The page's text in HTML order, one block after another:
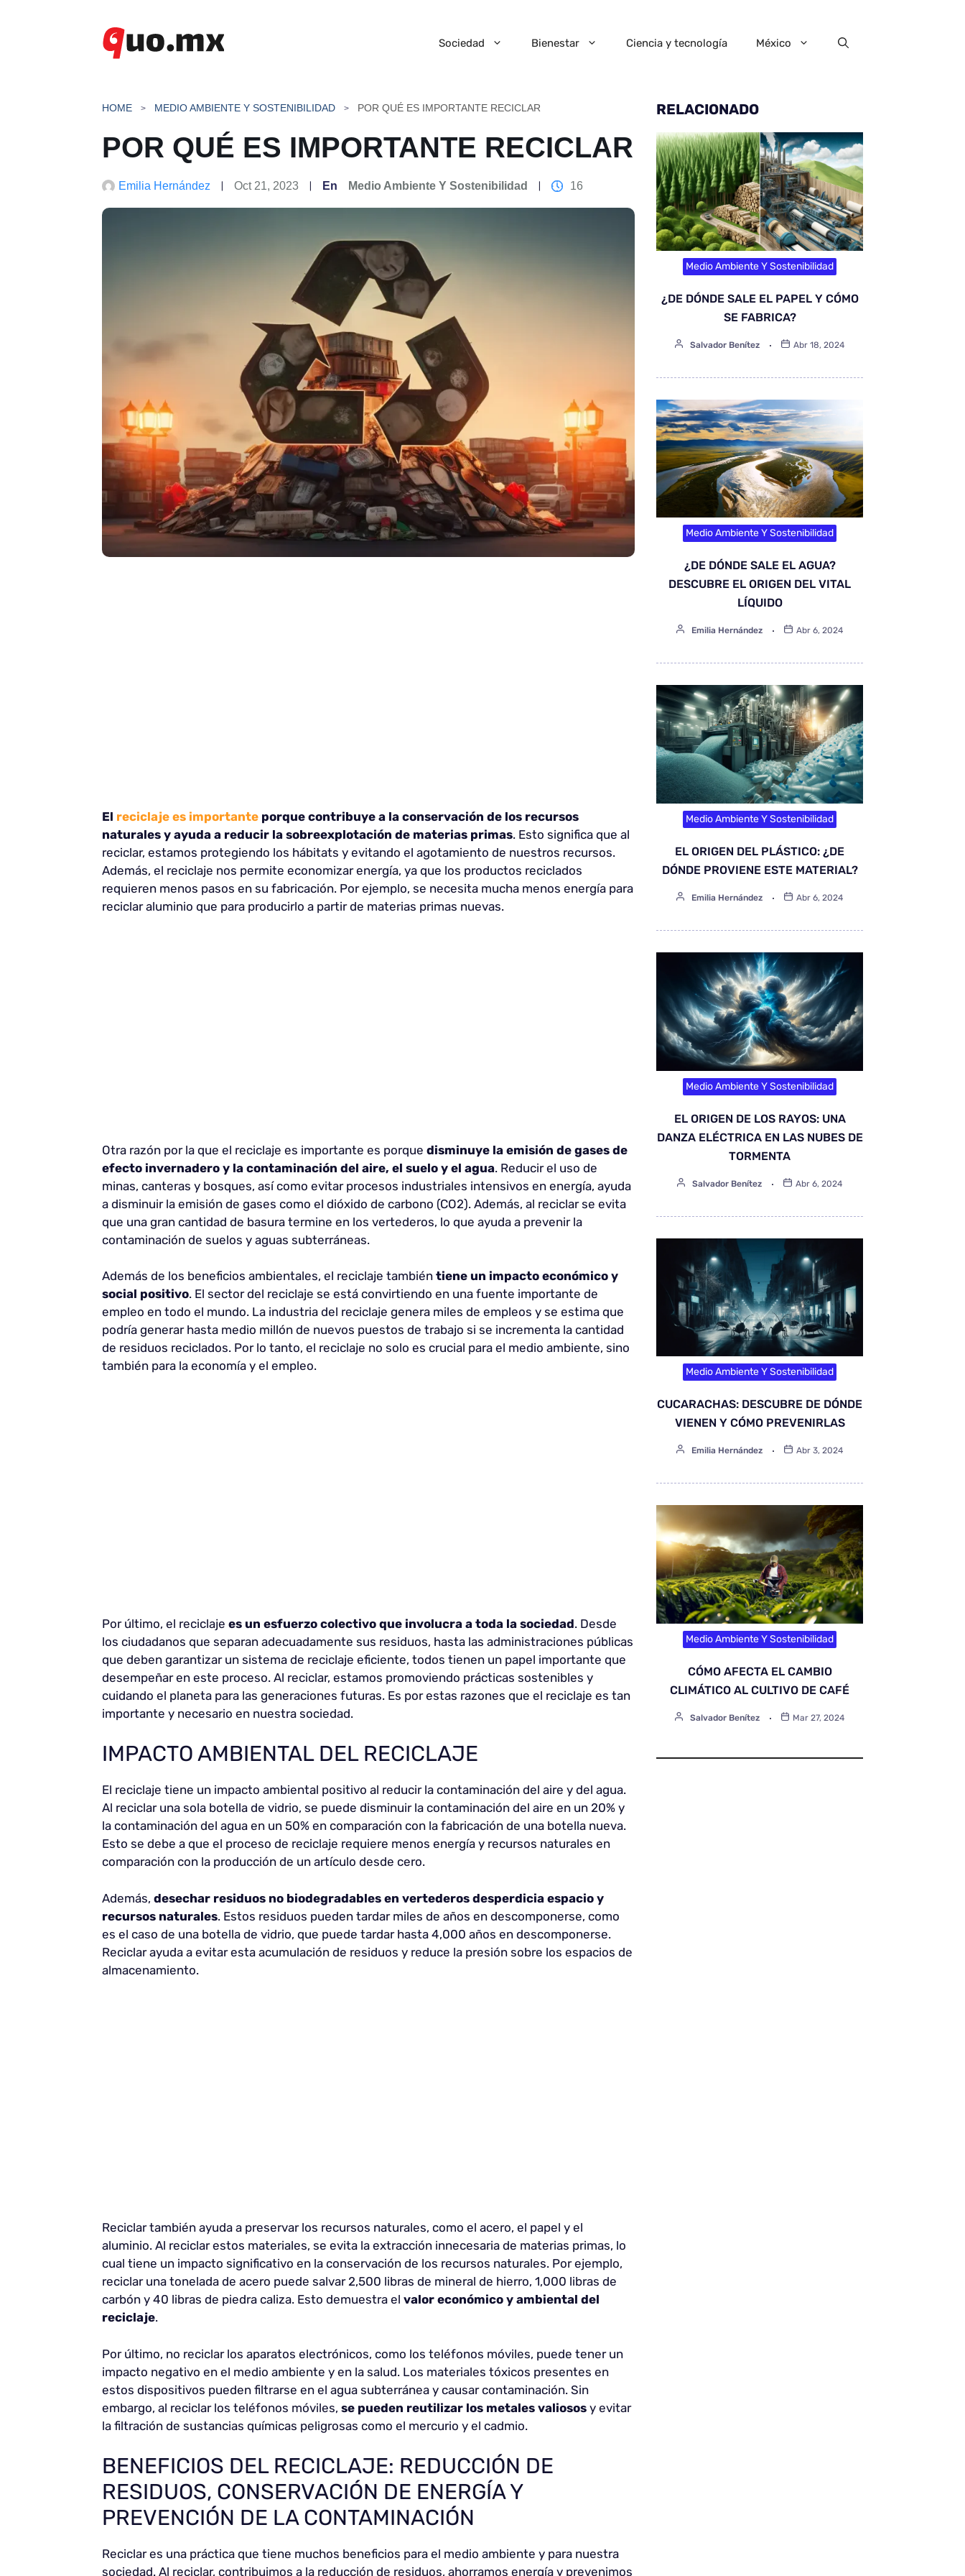
Sociedad Bienestar Ciencia y tecnología México
HOME MEDIO AMBIENTE Y SOSTENIBILIDAD POR QUÉ ES IMPORTANTE RECICLAR
POR QUÉ ES IMPORTANTE RECICLAR
Emilia Hernández Oct 21, 2023 En Medio Ambiente Y Sostenibilidad 16
El reciclaje es importante porque contribuye a la conservación de los recursos
naturales y ayuda a reducir la sobreexplotación de materias primas. Esto significa que al
reciclar, estamos protegiendo los hábitats y evitando el agotamiento de nuestros recursos.
Además, el reciclaje nos permite economizar energía, ya que los productos reciclados
requieren menos pasos en su fabricación. Por ejemplo, se necesita mucha menos energía para
reciclar aluminio que para producirlo a partir de materias primas nuevas.
Otra razón por la que el reciclaje es importante es porque disminuye la emisión de gases de
efecto invernadero y la contaminación del aire, el suelo y el agua. Reducir el uso de
minas, canteras y bosques, así como evitar procesos industriales intensivos en energía, ayuda
a disminuir la emisión de gases como el dióxido de carbono (CO2). Además, al reciclar se evita
que una gran cantidad de basura termine en los vertederos, lo que ayuda a prevenir la
contaminación de suelos y aguas subterráneas.
Además de los beneficios ambientales, el reciclaje también tiene un impacto económico y
social positivo. El sector del reciclaje se está convirtiendo en una fuente importante de
empleo en todo el mundo. La industria del reciclaje genera miles de empleos y se estima que
podría generar hasta medio millón de nuevos puestos de trabajo si se incrementa la cantidad
de residuos reciclados. Por lo tanto, el reciclaje no solo es crucial para el medio ambiente, sino
también para la economía y el empleo.
Por último, el reciclaje es un esfuerzo colectivo que involucra a toda la sociedad. Desde
los ciudadanos que separan adecuadamente sus residuos, hasta las administraciones públicas
que deben garantizar un sistema de reciclaje eficiente, todos tienen un papel importante que
desempeñar en este proceso. Al reciclar, estamos promoviendo prácticas sostenibles y
cuidando el planeta para las generaciones futuras. Es por estas razones que el reciclaje es tan
importante y necesario en nuestra sociedad.
IMPACTO AMBIENTAL DEL RECICLAJE
El reciclaje tiene un impacto ambiental positivo al reducir la contaminación del aire y del agua.
Al reciclar una sola botella de vidrio, se puede disminuir la contaminación del aire en un 20% y
la contaminación del agua en un 50% en comparación con la fabricación de una botella nueva.
Esto se debe a que el proceso de reciclaje requiere menos energía y recursos naturales en
comparación con la producción de un artículo desde cero.
Además, desechar residuos no biodegradables en vertederos desperdicia espacio y
recursos naturales. Estos residuos pueden tardar miles de años en descomponerse, como
es el caso de una botella de vidrio, que puede tardar hasta 4,000 años en descomponerse.
Reciclar ayuda a evitar esta acumulación de residuos y reduce la presión sobre los espacios de
almacenamiento.
Reciclar también ayuda a preservar los recursos naturales, como el acero, el papel y el
aluminio. Al reciclar estos materiales, se evita la extracción innecesaria de materias primas, lo
cual tiene un impacto significativo en la conservación de los recursos naturales. Por ejemplo,
reciclar una tonelada de acero puede salvar 2,500 libras de mineral de hierro, 1,000 libras de
carbón y 40 libras de piedra caliza. Esto demuestra el valor económico y ambiental del
reciclaje.
Por último, no reciclar los aparatos electrónicos, como los teléfonos móviles, puede tener un
impacto negativo en el medio ambiente y en la salud. Los materiales tóxicos presentes en
estos dispositivos pueden filtrarse en el agua subterránea y causar contaminación. Sin
embargo, al reciclar los teléfonos móviles, se pueden reutilizar los metales valiosos y evitar
la filtración de sustancias químicas peligrosas como el mercurio y el cadmio.
BENEFICIOS DEL RECICLAJE: REDUCCIÓN DE
RESIDUOS, CONSERVACIÓN DE ENERGÍA Y
PREVENCIÓN DE LA CONTAMINACIÓN
Reciclar es una práctica que tiene muchos beneficios para el medio ambiente y para nuestra
sociedad. Al reciclar, contribuimos a la reducción de residuos, ahorramos energía y prevenimos
RELACIONADO
Medio Ambiente Y Sostenibilidad
¿DE DÓNDE SALE EL PAPEL Y CÓMO
SE FABRICA?
Salvador Benítez Abr 18, 2024
Medio Ambiente Y Sostenibilidad
¿DE DÓNDE SALE EL AGUA?
DESCUBRE EL ORIGEN DEL VITAL
LÍQUIDO
Emilia Hernández Abr 6, 2024
Medio Ambiente Y Sostenibilidad
EL ORIGEN DEL PLÁSTICO: ¿DE
DÓNDE PROVIENE ESTE MATERIAL?
Emilia Hernández Abr 6, 2024
Medio Ambiente Y Sostenibilidad
EL ORIGEN DE LOS RAYOS: UNA
DANZA ELÉCTRICA EN LAS NUBES DE
TORMENTA
Salvador Benítez Abr 6, 2024
Medio Ambiente Y Sostenibilidad
CUCARACHAS: DESCUBRE DE DÓNDE
VIENEN Y CÓMO PREVENIRLAS
Emilia Hernández Abr 3, 2024
Medio Ambiente Y Sostenibilidad
CÓMO AFECTA EL CAMBIO
CLIMÁTICO AL CULTIVO DE CAFÉ
Salvador Benítez Mar 27, 2024